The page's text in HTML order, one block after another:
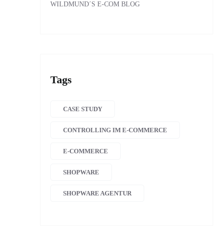
WILDMUND´S E-COM BLOG
Tags
CASE STUDY
CONTROLLING IM E-COMMERCE
E-COMMERCE
SHOPWARE
SHOPWARE AGENTUR